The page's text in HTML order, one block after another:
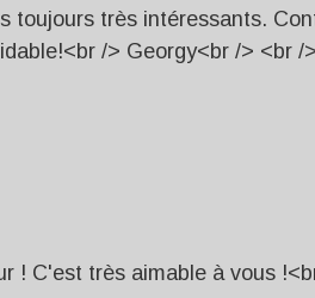
toujours très intéressants.
/> Georgy<br /> <br /
! C'est très aimable à vous